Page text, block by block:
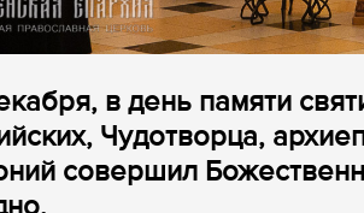
в день памяти
Чудотворца,
совершил